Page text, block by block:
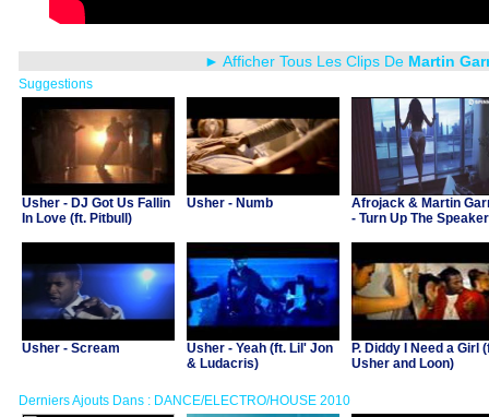
► Afficher Tous Les Clips De Martin
Suggestions
Usher - DJ Got Us Fallin
In Love (ft. Pitbull)
Usher - Numb
Afrojack & Martin
- Turn Up The
Usher - Scream
Usher - Yeah (ft. Lil' Jon
& Ludacris)
P. Diddy I Need a Girl
Usher and Loon)
Derniers Ajouts Dans : DANCE/ELECTRO/HOUSE 2010